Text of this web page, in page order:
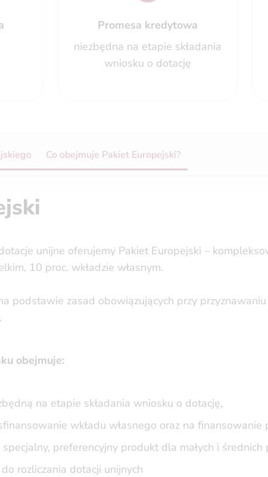
Promesa kredytowa
niezbędna na etapie składania
wniosku o dotację
Co obejmuje Pakiet Europejski?
unijne oferujemy Pakiet Europejski –
10 proc. wkładzie własnym.
podstawie zasad obowiązujących przy
obejmuje:
na etapie składania wniosku o dotację,
wkładu własnego oraz na
specjalny, preferencyjny produkt dla małych i
do rozliczania dotacji unijnych